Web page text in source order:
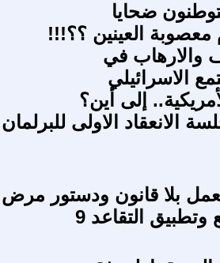
ضحايا
معصوبة العينين ؟؟!!!
والارهاب في
الاسرائيلي
إلى أين؟
الانعقاد الاولى للبرلمان
بلا قانون ودستور مرض
التقاعد 9